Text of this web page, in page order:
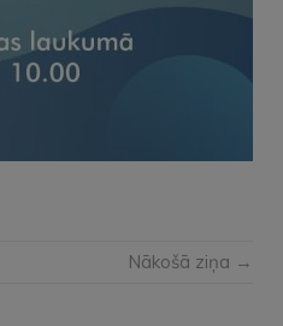
Nākošā ziņa →